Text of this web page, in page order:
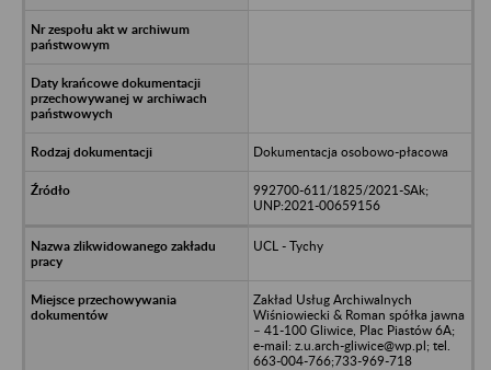
Dokumentacja osobowo-płacowa
992700-611/1825/2021-SAk;
UNP:2021-00659156
UCL - Tychy
Zakład Usług Archiwalnych
Wiśniowiecki & Roman spółka jawna
– 41-100 Gliwice, Plac Piastów 6A;
e-mail: z.u.arch-gliwice@wp.pl; tel.
663-004-766;733-969-718